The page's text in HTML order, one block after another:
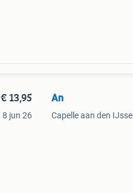
€ 13,95
8 jun 26
An
Capelle aan den IJssel